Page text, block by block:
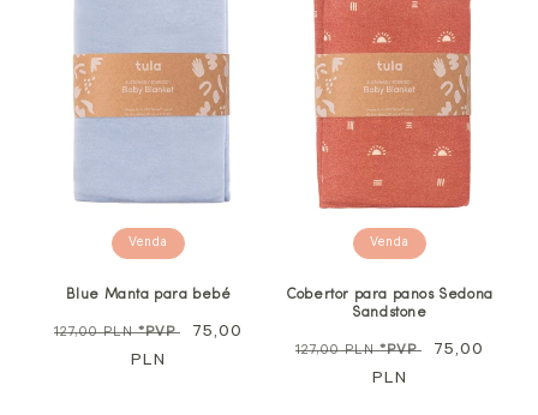
Venda
Blue Manta para bebé
Preço
127,00 PLN*PVP
Preço
75,00
PLN
Venda
Cobertor para panos Sedona
Sandstone
Preço
127,00 PLN*PVP
Preço
75,00
PLN